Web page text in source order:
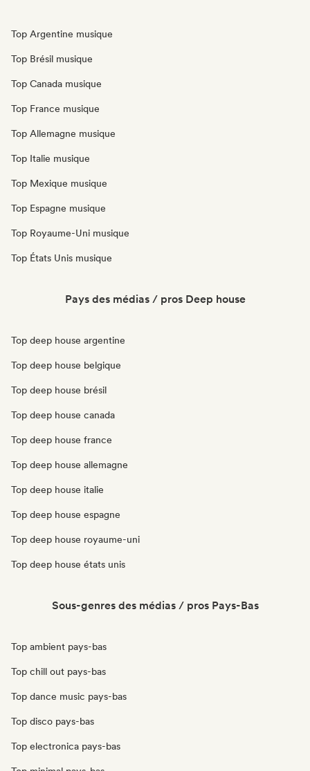
Top Argentine musique
Top Brésil musique
Top Canada musique
Top France musique
Top Allemagne musique
Top Italie musique
Top Mexique musique
Top Espagne musique
Top Royaume-Uni musique
Top États Unis musique
Pays des médias / pros Deep house
Top deep house argentine
Top deep house belgique
Top deep house brésil
Top deep house canada
Top deep house france
Top deep house allemagne
Top deep house italie
Top deep house espagne
Top deep house royaume-uni
Top deep house états unis
Sous-genres des médias / pros Pays-Bas
Top ambient pays-bas
Top chill out pays-bas
Top dance music pays-bas
Top disco pays-bas
Top electronica pays-bas